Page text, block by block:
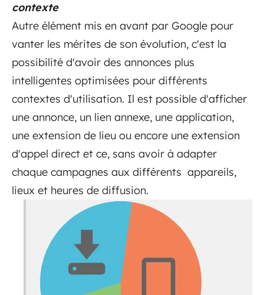
contexte
Autre élément mis en avant par Google pour
vanter les mérites de son évolution, c'est la
possibilité d'avoir des annonces plus
intelligentes optimisées pour différents
contextes d'utilisation. Il est possible d'afficher
une annonce, un lien annexe, une application,
une extension de lieu ou encore une extension
d'appel direct et ce, sans avoir à adapter
chaque campagnes aux différents appareils,
lieux et heures de diffusion.